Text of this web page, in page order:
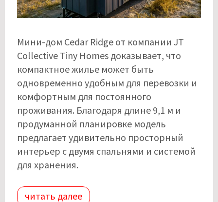
Мини-дом Cedar Ridge от компании JT
Collective Tiny Homes доказывает, что
компактное жилье может быть
одновременно удобным для перевозки и
комфортным для постоянного
проживания. Благодаря длине 9,1 м и
продуманной планировке модель
предлагает удивительно просторный
интерьер с двумя спальнями и системой
для хранения.
читать далее